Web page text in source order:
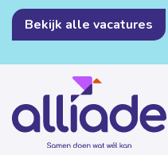
Bekijk alle vacatures